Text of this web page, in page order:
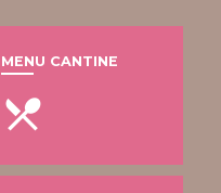
MENU CANTINE
local_dining